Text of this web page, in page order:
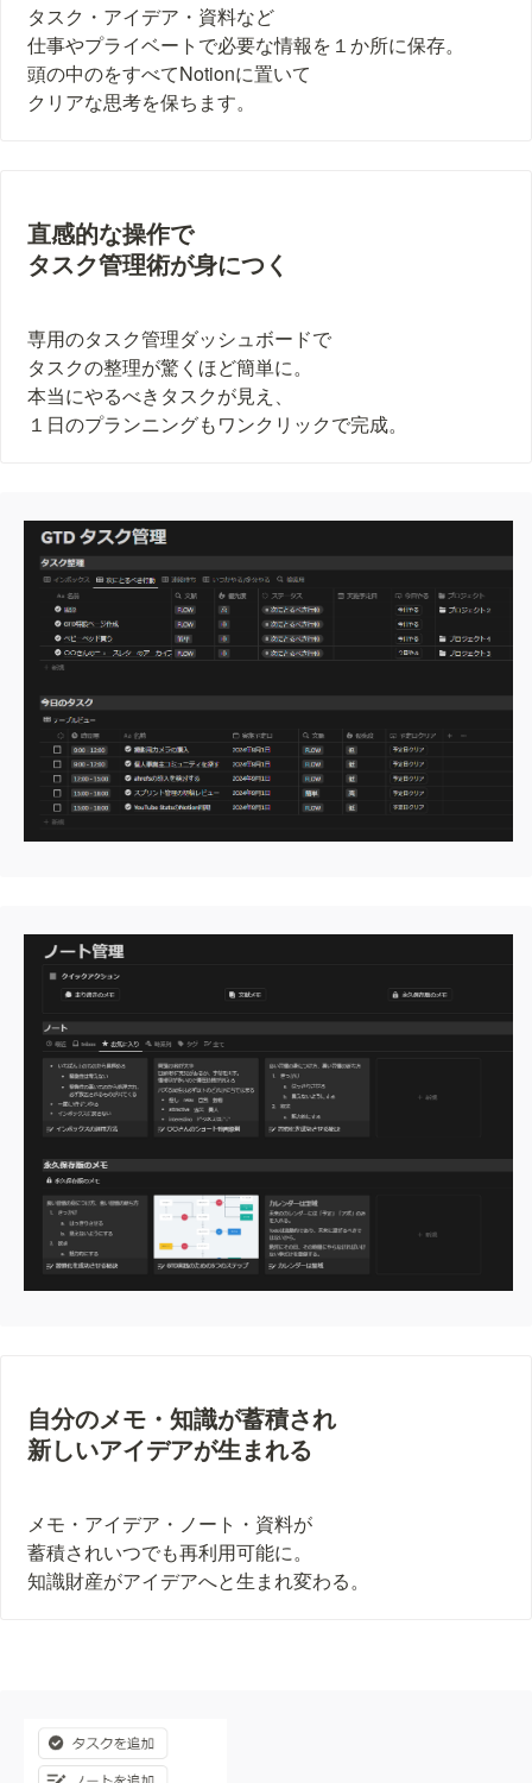
タスク・アイデア・資料など
仕事やプライベートで必要な情報を１か所に保存。
頭の中のをすべてNotionに置いて
クリアな思考を保ちます。
直感的な操作で
タスク管理術が身につく
専用のタスク管理ダッシュボードで
タスクの整理が驚くほど簡単に。
本当にやるべきタスクが見え、
１日のプランニングもワンクリックで完成。
自分のメモ・知識が蓄積され
新しいアイデアが生まれる
メモ・アイデア・ノート・資料が
蓄積されいつでも再利用可能に。
知識財産がアイデアへと生まれ変わる。